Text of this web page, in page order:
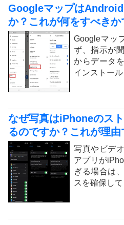
Googleマップは
か？これが何をすべきか
Googleマッ
ず、指示が
からデータ
インストール
なぜ写真はiPhoneのス
るのですか？これが理由
写真やビデ
アプリが
ぎる場合は
スを確保して